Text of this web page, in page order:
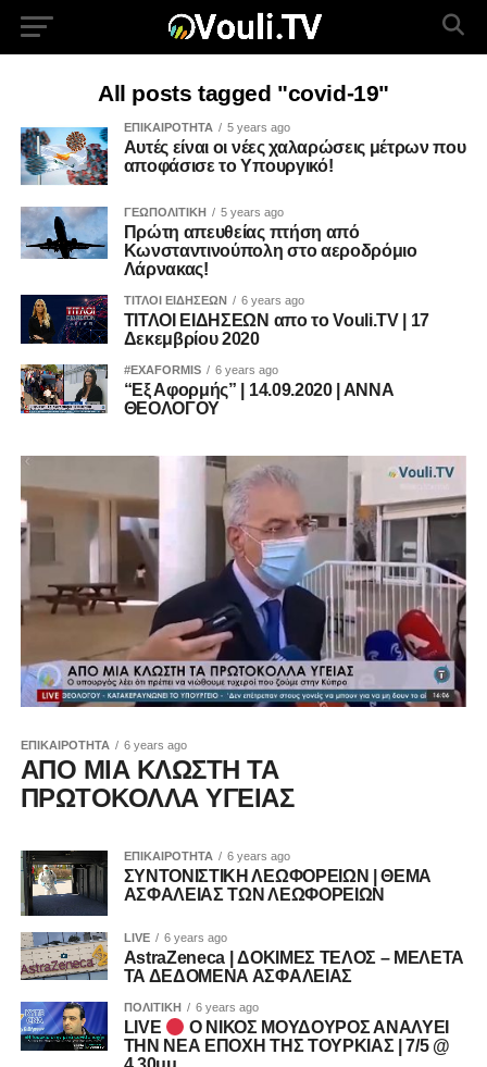
All posts tagged "covid-19"
ΕΠΙΚΑΙΡΟΤΗΤΑ 5 years ago
Αυτές είναι οι νέες χαλαρώσεις μέτρων που
αποφάσισε το Υπουργικό!
ΓΕΩΠΟΛΙΤΙΚΗ 5 years ago
Πρώτη απευθείας πτήση από
Κωνσταντινούπολη στο αεροδρόμιο
Λάρνακας!
ΤΙΤΛΟΙ ΕΙΔΗΣΕΩΝ 6 years ago
ΤΙΤΛΟΙ ΕΙΔΗΣΕΩΝ απο το Vouli.TV | 17
Δεκεμβρίου 2020
#EXAFORMIS 6 years ago
“Εξ Αφορμής” | 14.09.2020 | ΑΝΝΑ
ΘΕΟΛΟΓΟΥ
ΕΠΙΚΑΙΡΟΤΗΤΑ 6 years ago
ΑΠΟ ΜΙΑ ΚΛΩΣΤΗ ΤΑ
ΠΡΩΤΟΚΟΛΛΑ ΥΓΕΙΑΣ
ΕΠΙΚΑΙΡΟΤΗΤΑ 6 years ago
ΣΥΝΤΟΝΙΣΤΙΚΗ ΛΕΩΦΟΡΕΙΩΝ | ΘΕΜΑ
ΑΣΦΑΛΕΙΑΣ ΤΩΝ ΛΕΩΦΟΡΕΙΩΝ
LIVE 6 years ago
AstraZeneca | ΔΟΚΙΜΕΣ ΤΕΛΟΣ – ΜΕΛΕΤΑ
ΤΑ ΔΕΔΟΜΕΝΑ ΑΣΦΑΛΕΙΑΣ
ΠΟΛΙΤΙΚΗ 6 years ago
LIVE
Ο ΝΙΚΟΣ ΜΟΥΔΟΥΡΟΣ ΑΝΑΛΥΕΙ
ΤΗΝ ΝΕΑ ΕΠΟΧΗ ΤΗΣ ΤΟΥΡΚΙΑΣ | 7/5 @